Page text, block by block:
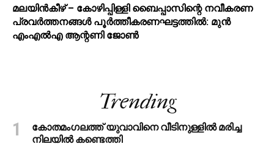
മലയിന്‍കീഴ് – കോഴിപ്പിള്ളി ബൈപ്പാസിന്റെ നവീകരണ
പ്രവര്‍ത്തനങ്ങള്‍ പൂര്‍ത്തീകരണഘട്ടത്തില്‍: മുന്‍
എംഎല്‍എ ആന്റണി ജോണ്‍
Trending
കോതമംഗലത്ത് യുവാവിനെ വീടിനുള്ളിൽ മരിച്ച
നിലയിൽ കണ്ടെത്തി